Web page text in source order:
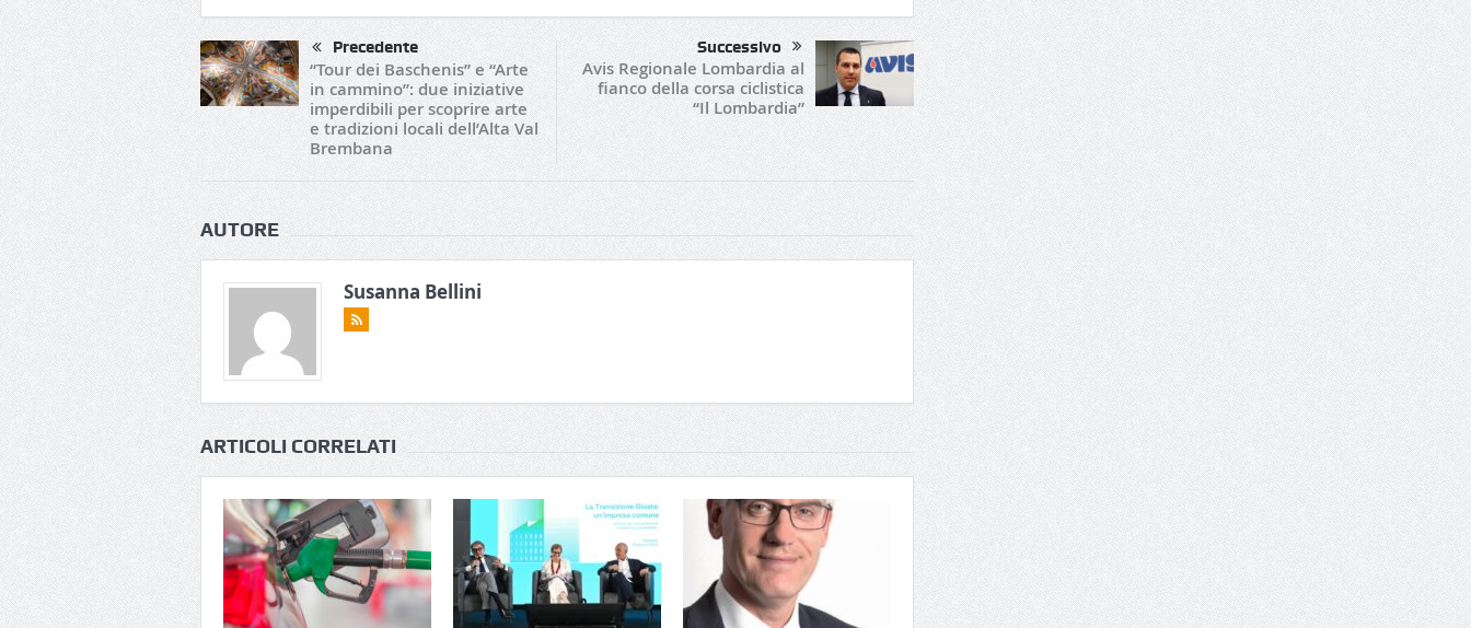
Precedente
“Tour dei Baschenis” e “Arte
in cammino”: due iniziative
imperdibili per scoprire arte
e tradizioni locali dell’Alta Val
Brembana
Successivo
Avis Regionale Lombardia al
fianco della corsa ciclistica
“Il Lombardia”
AUTORE
Susanna Bellini
ARTICOLI CORRELATI